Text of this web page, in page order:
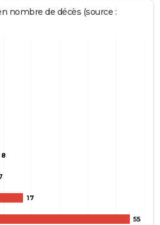
nombre de décès (source :
8
17
55